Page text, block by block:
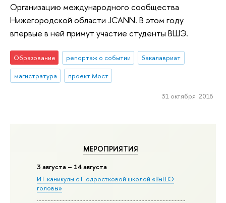
МЕРОПРИЯТИЯ
3 августа – 14 августа
ИТ-каникулы с Подростковой школой «ВыШЭ
головы»
Организацию международного сообщества
Нижегородской области .ICANN. В этом году
впервые в ней примут участие студенты ВШЭ.
Образование репортаж о событии
бакалавриат
магистратура
проект Мост
31 октября 2016